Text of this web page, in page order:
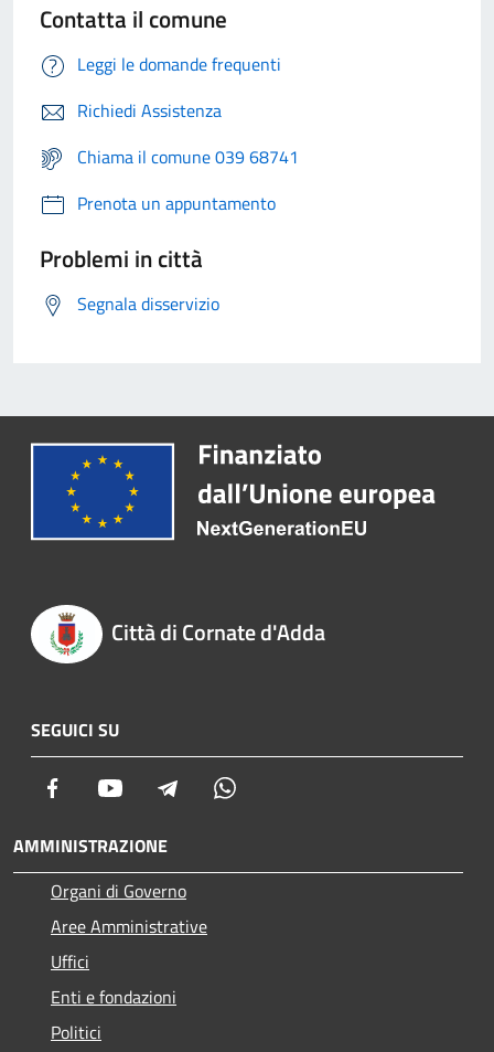
Contatta il comune
Leggi le domande frequenti
Richiedi Assistenza
Chiama il comune 039 68741
Prenota un appuntamento
Problemi in città
Segnala disservizio
Città di Cornate d'Adda
SEGUICI SU
Facebook Youtube Telegram
AMMINISTRAZIONE
Organi di Governo
Aree Amministrative
Uffici
Enti e fondazioni
Politici